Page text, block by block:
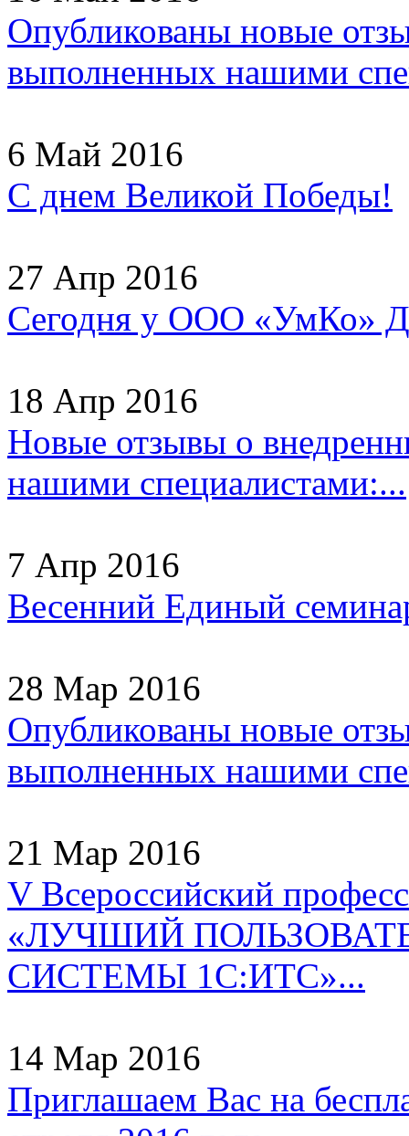
Опубликованы новые
выполненных нашими
6 Май 2016
С днем Великой Победы!
27 Апр 2016
Сегодня у ООО «УмКо»
18 Апр 2016
Новые отзывы о
нашими специалистами:...
7 Апр 2016
Весенний Единый
28 Мар 2016
Опубликованы новые
выполненных нашими
21 Мар 2016
V Всероссийский
«ЛУЧШИЙ
СИСТЕМЫ 1С:ИТС»...
14 Мар 2016
Приглашаем Вас на